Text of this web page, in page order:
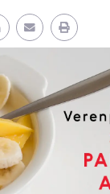
Linkedin
Jaa EmailJaa Print